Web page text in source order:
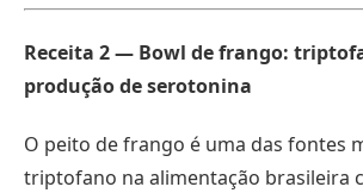
Receita 2 — Bowl de frango:
produção de serotonina
O peito de frango é uma das fontes
triptofano na alimentação brasileira